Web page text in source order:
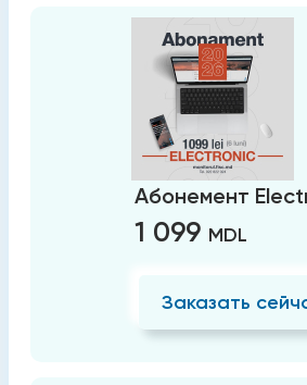
Абонемент
1 099 MDL
Заказать